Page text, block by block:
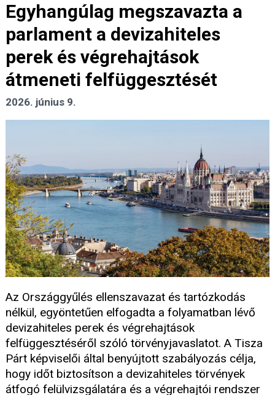
Egyhangúlag megszavazta a
parlament a devizahiteles
perek és végrehajtások
átmeneti felfüggesztését
2026. június 9.
Az Országgyűlés ellenszavazat és tartózkodás
nélkül, egyöntetűen elfogadta a folyamatban lévő
devizahiteles perek és végrehajtások
felfüggesztéséről szóló törvényjavaslatot. A Tisza
Párt képviselői által benyújtott szabályozás célja,
hogy időt biztosítson a devizahiteles törvények
átfogó felülvizsgálatára és a végrehajtói rendszer